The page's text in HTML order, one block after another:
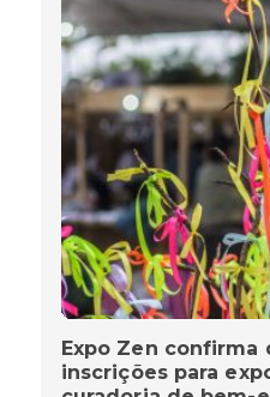
Expo Zen confirma
inscrições para